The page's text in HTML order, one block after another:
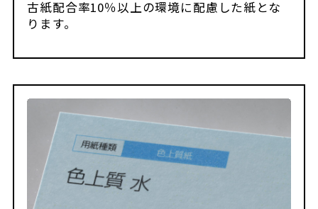
古紙配合率10％以上の環境に配慮した紙とな
ります。